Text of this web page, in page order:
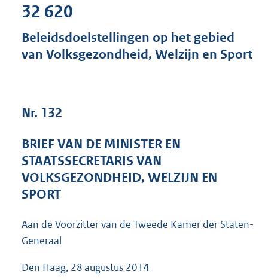
s
g
:
1
6
32 620
Beleidsdoelstellingen op het gebied
van Volksgezondheid, Welzijn en Sport
Nr. 132
BRIEF VAN DE MINISTER EN
STAATSSECRETARIS VAN
VOLKSGEZONDHEID, WELZIJN EN
SPORT
Aan de Voorzitter van de Tweede Kamer der Staten-
Generaal
Den Haag, 28 augustus 2014